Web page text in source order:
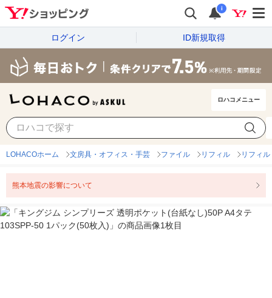
i
ログイン ID新規取得
ロハコメニュー
LOHACOホーム 文房具・オフィス・手芸 ファイル リフィル リフィ
熊本地震の影響について